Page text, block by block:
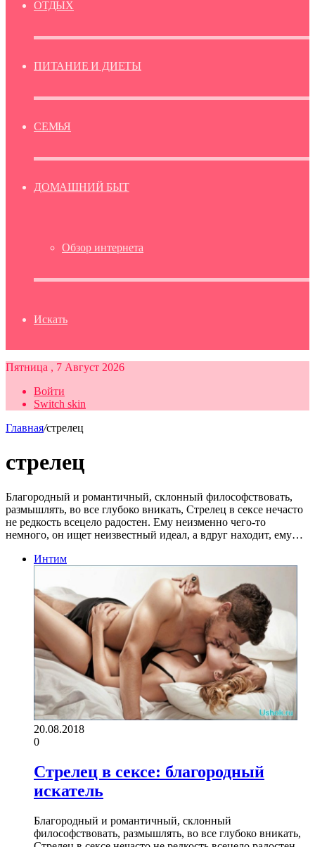
ОТДЫХ
ПИТАНИЕ И ДИЕТЫ
СЕМЬЯ
ДОМАШНИЙ БЫТ
Обзор интернета
Искать
Пятница , 7 Август 2026
Войти
Switch skin
Главная/стрелец
стрелец
Благородный и романтичный, склонный философствовать,
размышлять, во все глубоко вникать, Стрелец в сексе нечасто
не редкость всецело радостен. Ему неизменно чего-то
немного, он ищет неизвестный идеал, а вдруг находит, ему…
Интим
20.08.2018
0
Стрелец в сексе: благородный
искатель
Благородный и романтичный, склонный
философствовать, размышлять, во все глубоко вникать,